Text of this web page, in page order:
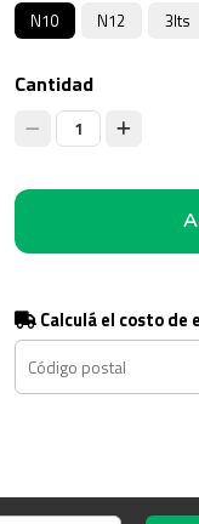
N10 N12 3lts
Cantidad
1
Calculá el costo de